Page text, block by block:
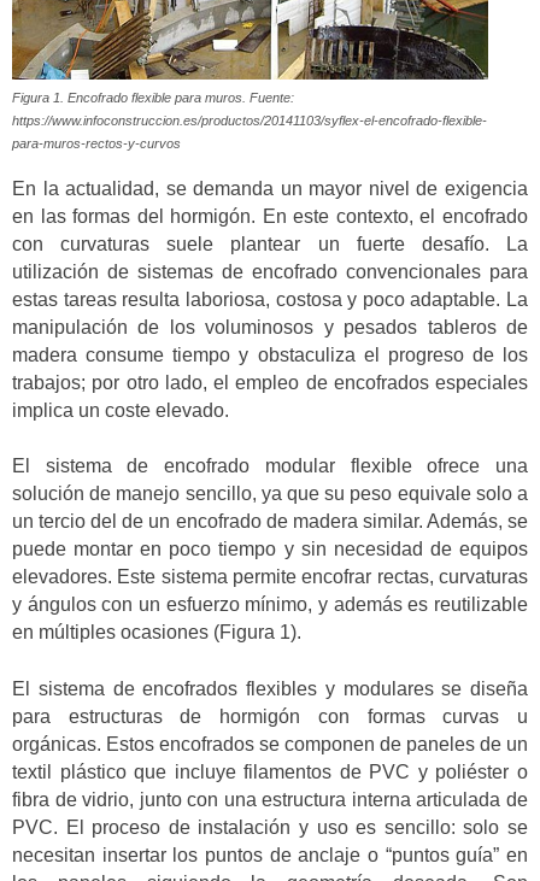
Figura 1. Encofrado flexible para muros. Fuente:
https://www.infoconstruccion.es/productos/20141103/syflex-el-encofrado-flexible-
para-muros-rectos-y-curvos
En la actualidad, se demanda un mayor nivel de exigencia
en las formas del hormigón. En este contexto, el encofrado
con curvaturas suele plantear un fuerte desafío. La
utilización de sistemas de encofrado convencionales para
estas tareas resulta laboriosa, costosa y poco adaptable. La
manipulación de los voluminosos y pesados tableros de
madera consume tiempo y obstaculiza el progreso de los
trabajos; por otro lado, el empleo de encofrados especiales
implica un coste elevado.
El sistema de encofrado modular flexible ofrece una
solución de manejo sencillo, ya que su peso equivale solo a
un tercio del de un encofrado de madera similar. Además, se
puede montar en poco tiempo y sin necesidad de equipos
elevadores. Este sistema permite encofrar rectas, curvaturas
y ángulos con un esfuerzo mínimo, y además es reutilizable
en múltiples ocasiones (Figura 1).
El sistema de encofrados flexibles y modulares se diseña
para estructuras de hormigón con formas curvas u
orgánicas. Estos encofrados se componen de paneles de un
textil plástico que incluye filamentos de PVC y poliéster o
fibra de vidrio, junto con una estructura interna articulada de
PVC. El proceso de instalación y uso es sencillo: solo se
necesitan insertar los puntos de anclaje o “puntos guía” en